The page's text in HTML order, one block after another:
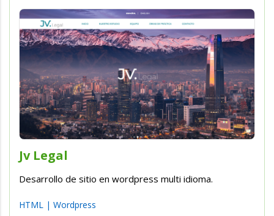
Jv Legal
Desarrollo de sitio en wordpress multi idioma.
HTML | Wordpress